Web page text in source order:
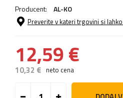
Producent: AL-KO
Preverite v kateri trgovini si
12,59 €
10,32 € neto cena